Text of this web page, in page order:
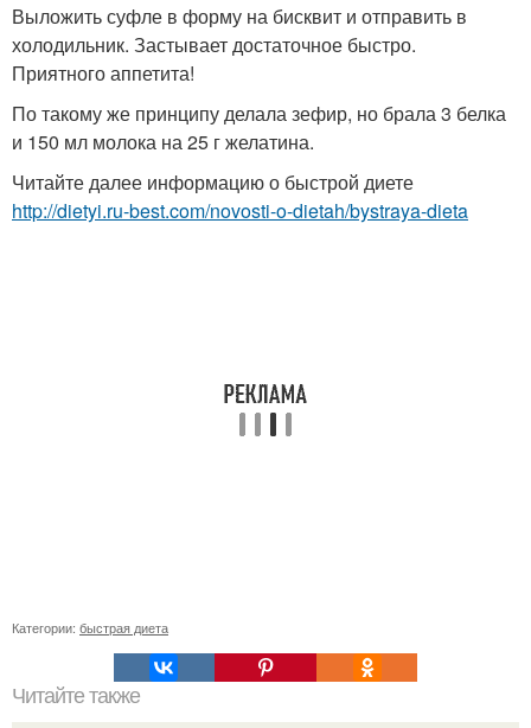
Выложить суфле в форму на бисквит и отправить в
холодильник. Застывает достаточное быстро.
Приятного аппетита!
По такому же принципу делала зефир, но брала 3 белка
и 150 мл молока на 25 г желатина.
Читайте далее информацию о быстрой диете
http://dietyi.ru-best.com/novosti-o-dietah/bystraya-dieta
Категории: быстрая диета
Читайте также